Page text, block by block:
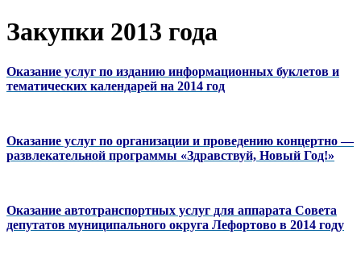
Закупки 2013 года
Оказание услуг по изданию информационных буклетов и
тематических календарей на 2014 год
Оказание услуг по организации и проведению концертно —
развлекательной программы «Здравствуй, Новый Год!»
Оказание автотранспортных услуг для аппарата Совета
депутатов муниципального округа Лефортово в 2014 году